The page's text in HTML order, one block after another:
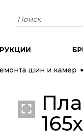
Поиск
шин и камер